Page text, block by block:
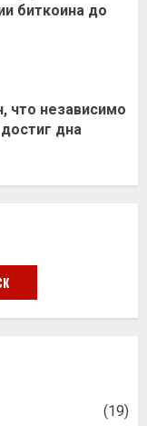
биткоина до
что независимо
дна
(19)